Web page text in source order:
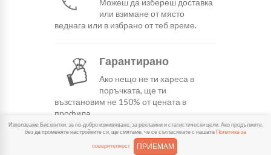
Можеш да избереш доставка
или взимане от място
веднага или в избрано от теб време.
Гарантирано
Ако нещо не ти хареса в
поръчката, ще ти
възстановим не 150% от цената в
профила.
Лесно плащане
Използваме Бисквитки, за по-добро изживяване, за рекламни и статистически цели. Ако продължите,
без да променяте настройките си, ще смятаме, че се съгласявате с нашатаПолитика за
поверителност ПРИЕМАМ